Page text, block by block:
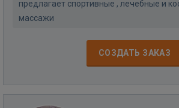
предлагает спортивные , лечебные и
массажи
СОЗДАТЬ ЗАКАЗ